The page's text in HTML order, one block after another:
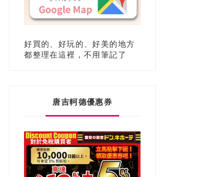
好買的、好玩的、好美的地方
都整理在這裡，不用筆記了
唐吉軻德優惠券